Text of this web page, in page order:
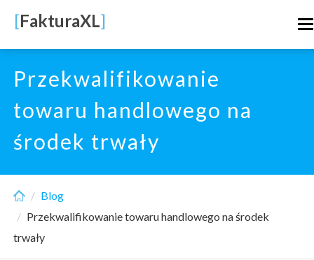
main
content
[FakturaXL]
Przekwalifikowanie
towaru handlowego na
środek trwały
Blog
Przekwalifikowanie towaru handlowego na środek
trwały